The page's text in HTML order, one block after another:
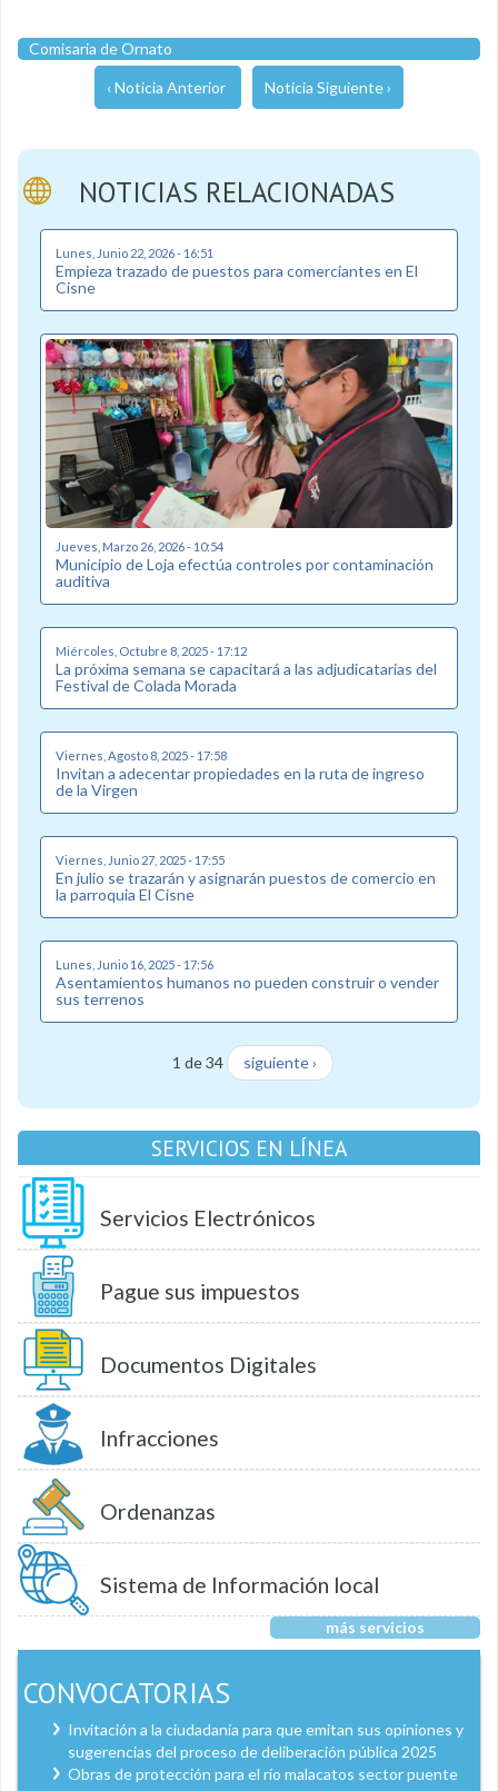
Comisaria de Ornato
‹ Noticia Anterior Noticia Siguiente ›
NOTICIAS RELACIONADAS
Lunes, Junio 22, 2026 - 16:51
Empieza trazado de puestos para comerciantes en El
Cisne
Jueves, Marzo 26, 2026 - 10:54
Municipio de Loja efectúa controles por contaminación
auditiva
Miércoles, Octubre 8, 2025 - 17:12
La próxima semana se capacitará a las adjudicatarias del
Festival de Colada Morada
Viernes, Agosto 8, 2025 - 17:58
Invitan a adecentar propiedades en la ruta de ingreso
de la Virgen
Viernes, Junio 27, 2025 - 17:55
En julio se trazarán y asignarán puestos de comercio en
la parroquia El Cisne
Lunes, Junio 16, 2025 - 17:56
Asentamientos humanos no pueden construir o vender
sus terrenos
1 de 34 siguiente ›
SERVICIOS EN LÍNEA
Servicios Electrónicos
Pague sus impuestos
Documentos Digitales
Infracciones
Ordenanzas
Sistema de Información local
más servicios
CONVOCATORIAS
Invitación a la ciudadanía para que emitan sus opiniones y
sugerencias del proceso de deliberación pública 2025
Obras de protección para el río malacatos sector puente